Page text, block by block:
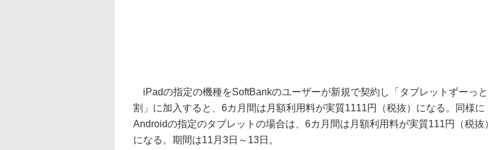
iPadの指定の機種をSoftBankのユーザーが新規で契約し「タブレットずーっと
割」に加入すると、6カ月間は月額利用料が実質1111円（税抜）になる。同様に
Androidの指定のタブレットの場合は、6カ月間は月額利用料が実質111円（税抜）
になる。期間は11月3日～13日。